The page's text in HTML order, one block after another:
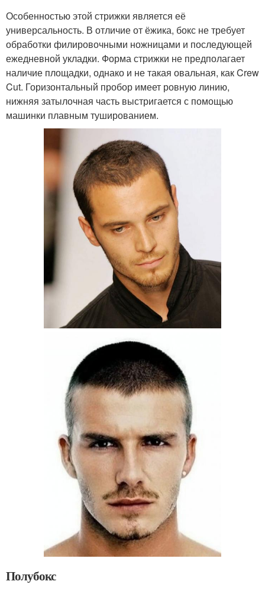
Особенностью этой стрижки является её
универсальность. В отличие от ёжика, бокс не требует
обработки филировочными ножницами и последующей
ежедневной укладки. Форма стрижки не предполагает
наличие площадки, однако и не такая овальная, как Crew
Cut. Горизонтальный пробор имеет ровную линию,
нижняя затылочная часть выстригается с помощью
машинки плавным тушированием.
Полубокс